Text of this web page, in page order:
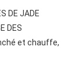
DE JADE
DES
et chauffe,